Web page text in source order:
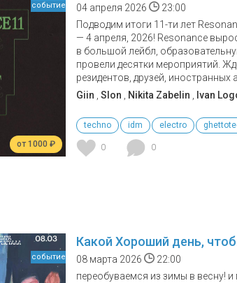
от 1000 ₽
событие 04 апреля 2026
23:00
Подводим итоги 11-ти лет
— 4 апреля, 2026! Resonance
в большой лейбл,
провели десятки мероприятий.
резидентов, друзей, иностранных
Giin
Slon Nikita Zabelin Ivan
techno idm electro
0 0
событие 08 марта 2026
22:00
переобуваемся из зимы в весну!